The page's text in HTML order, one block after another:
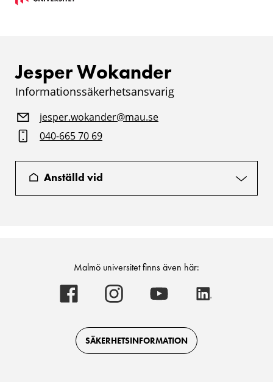
Jesper Wokander
Informationssäkerhetsansvarig
jesper.wokander@mau.se
040-665 70 69
Anställd vid
Malmö universitet finns även här:
Malmö
universitet
on
Facebook
Malmö
universitet
on
Instagram
Malmö
universitet
on
Youtube
SÄKERHETSINFORMATION